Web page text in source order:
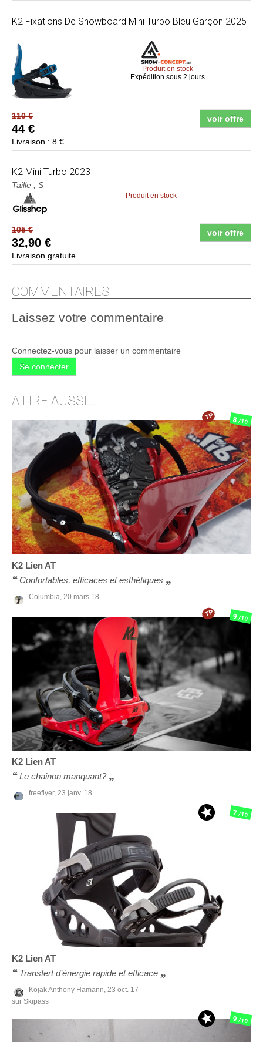
K2 Fixations De Snowboard Mini Turbo Bleu Garçon 2025
Produit en stock
Expédition sous 2 jours
110 €
44 €
Livraison : 8 €
voir offre
K2 Mini Turbo 2023
Taille , S
Produit en stock
105 €
32,90 €
Livraison gratuite
voir offre
COMMENTAIRES
Laissez votre commentaire
Connectez-vous pour laisser un commentaire
Se connecter
A LIRE AUSSI...
K2 Lien AT
Confortables, efficaces et esthétiques
Columbia, 20 mars 18
8/10
TP
K2 Lien AT
Le chainon manquant?
freeflyer, 23 janv. 18
9/10
TP
K2 Lien AT
Transfert d’énergie rapide et efficace
Kojak Anthony Hamann, 23 oct. 17
sur Skipass
7/10
9/10